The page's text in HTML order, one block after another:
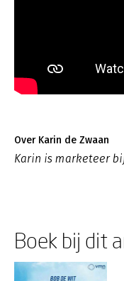
Over Karin de Zwaan
Karin is marketeer
Boek bij dit